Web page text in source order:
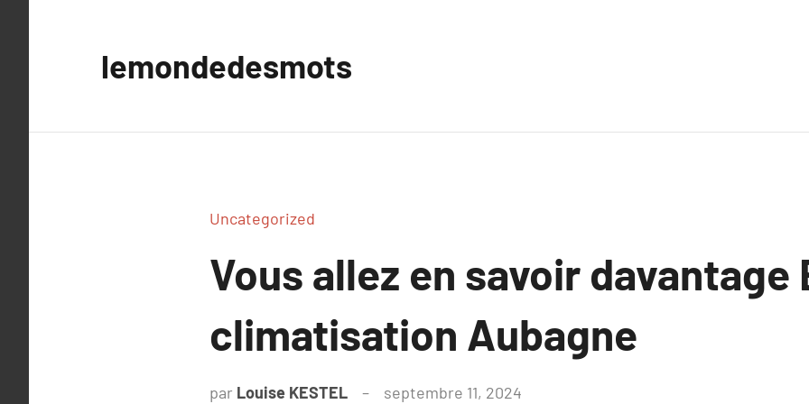
lemondedesmots
Uncategorized
Vous allez en savoir davantage
climatisation Aubagne
par Louise KESTEL septembre 11, 2024